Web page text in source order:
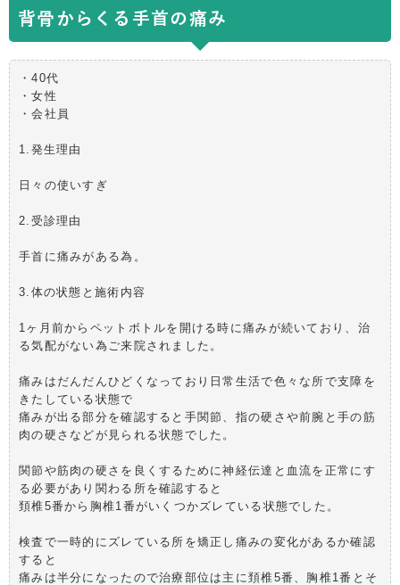
背骨からくる手首の痛み
・40代
・女性
・会社員
1.発生理由
日々の使いすぎ
2.受診理由
手首に痛みがある為。
3.体の状態と施術内容
1ヶ月前からペットボトルを開ける時に痛みが続いており、治
る気配がない為ご来院されました。
痛みはだんだんひどくなっており日常生活で色々な所で支障を
きたしている状態で
痛みが出る部分を確認すると手関節、指の硬さや前腕と手の筋
肉の硬さなどが見られる状態でした。
関節や筋肉の硬さを良くするために神経伝達と血流を正常にす
る必要があり関わる所を確認すると
頚椎5番から胸椎1番がいくつかズレている状態でした。
検査で一時的にズレている所を矯正し痛みの変化があるか確認
すると
痛みは半分になったので治療部位は主に頚椎5番、胸椎1番とそ